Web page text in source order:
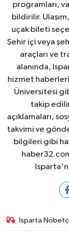
programları,
bildirilir.
uçak bileti
Şehir içi veya
araçları ve
alanında,
hizmet
Üniversitesi
takip
açıklamaları,
takvimi ve
bilgileri gibi
Isparta